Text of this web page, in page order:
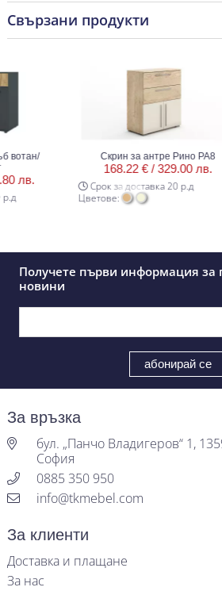
Свързани продукти
Скрин за антре Рино РА8
168.22 € /329.00 лв.
Срок за доставка 20 р.д
Цветове:
Получете първи информация за
новини
За връзка
бул. „Панчо Владигеров“ 1,
София
0885 350 950
info@tkmebel.com
За клиенти
Доставка и плащане
За нас